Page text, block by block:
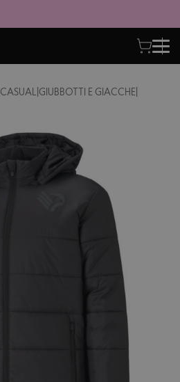
CASUAL GIUBBOTTI E GIACCHE